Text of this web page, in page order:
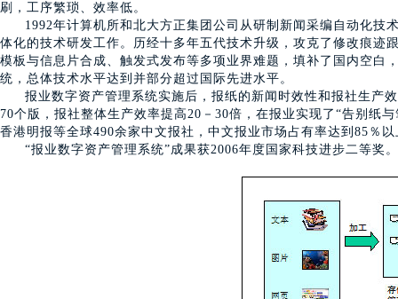
刷，工序繁琐、效率低。
1992年计算机所和北大方正集团公司从研制新闻采编自动化
体化的技术研发工作。历经十多年五代技术升级，攻克了修改痕
模板与信息片合成、触发式发布等多项业界难题，填补了国内空白
统，总体技术水平达到并部分超过国际先进水平。
报业数字资产管理系统实施后，报纸的新闻时效性和报社生产
70个版，报社整体生产效率提高20－30倍，在报业实现了“告别纸
香港明报等全球490余家中文报社，中文报业市场占有率达到85％以
“报业数字资产管理系统”成果获2006年度国家科技进步二等奖。